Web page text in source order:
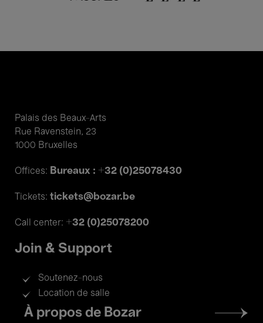
Palais des Beaux-Arts
Rue Ravenstein, 23
1000 Bruxelles
Offices: Bureaux : +32 (0)25078430
Tickets: tickets@bozar.be
Call center: +32 (0)25078200
Join & Support
Soutenez-nous
Location de salle
Footer
menu
À propos de Bozar